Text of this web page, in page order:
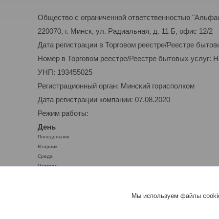
Общество с ограниченной ответственностью
220070, г. Минск, ул. Радиальная, д. 11 Б, офис 12/2
Дата регистрации в Торговом реестре/Реестре
Номер в Торговом реестре/Реестре бытовых услуг:
УНП: 193455025
Регистрационный орган: Минский горисполком
Дата регистрации компании: 07.08.2020
Режим работы:
День
Понедельник
Вторник
Среда
Четверг
Мы используем файлы